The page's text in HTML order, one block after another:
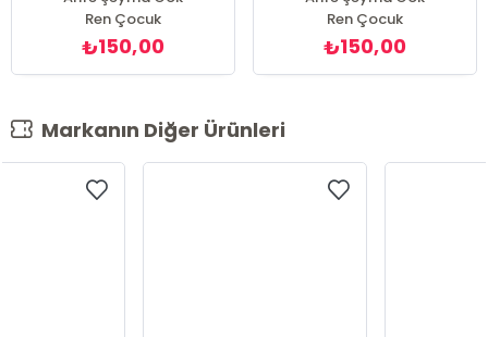
Ren Çocuk
₺150,00
Ren Çocuk
₺150,00
Markanın Diğer Ürünleri